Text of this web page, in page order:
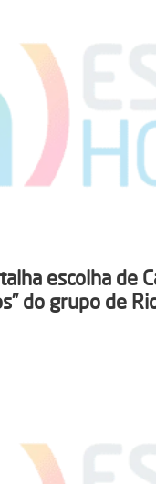
escolha de
do grupo de